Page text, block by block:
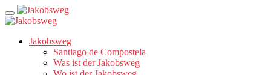
Jakobsweg
Santiago de Compostela
Was ist der Jakobsweg